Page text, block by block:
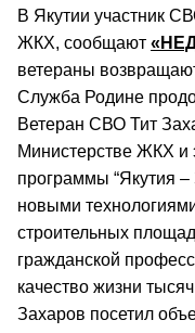
В Якутии участник
ЖКХ, сообщают
ветераны
Служба Родине
Ветеран СВО Тит
Министерстве ЖКХ и
программы “Якутия –
новыми
строительных
гражданской
качество жизни
Захаров посетил